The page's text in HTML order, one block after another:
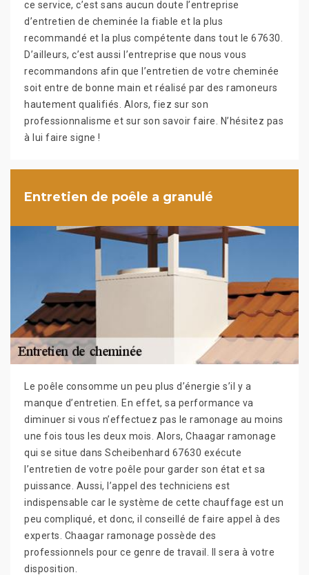
ce service, c’est sans aucun doute l’entreprise
d’entretien de cheminée la fiable et la plus
recommandé et la plus compétente dans tout le 67630.
D’ailleurs, c’est aussi l’entreprise que nous vous
recommandons afin que l’entretien de votre cheminée
soit entre de bonne main et réalisé par des ramoneurs
hautement qualifiés. Alors, fiez sur son
professionnalisme et sur son savoir faire. N’hésitez pas
à lui faire signe !
Entretien de poêle a granulé
Le poêle consomme un peu plus d’énergie s’il y a
manque d’entretien. En effet, sa performance va
diminuer si vous n’effectuez pas le ramonage au moins
une fois tous les deux mois. Alors, Chaagar ramonage
qui se situe dans Scheibenhard 67630 exécute
l’entretien de votre poêle pour garder son état et sa
puissance. Aussi, l’appel des techniciens est
indispensable car le système de cette chauffage est un
peu compliqué, et donc, il conseillé de faire appel à des
experts. Chaagar ramonage possède des
professionnels pour ce genre de travail. Il sera à votre
disposition.